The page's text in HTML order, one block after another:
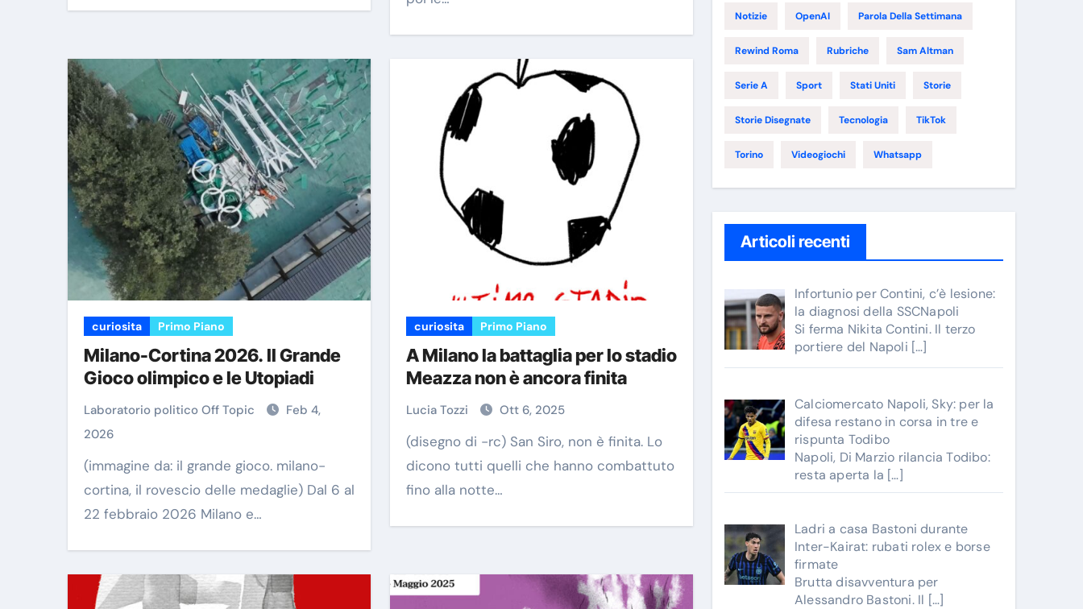
curiosita Primo Piano
Milano-Cortina 2026. Il Grande
Gioco olimpico e le Utopiadi
Laboratorio politico Off Topic
Feb 4,
2026
(immagine da: il grande gioco. milano-
cortina, il rovescio delle medaglie) Dal 6 al
22 febbraio 2026 Milano e…
curiosita Primo Piano
A Milano la battaglia per lo stadio
Meazza non è ancora finita
Lucia Tozzi Ott 6, 2025
(disegno di -rc) San Siro, non è finita. Lo
dicono tutti quelli che hanno combattuto
fino alla notte…
Notizie OpenAI Parola Della Settimana
Rewind Roma Rubriche Sam Altman
Serie A Sport Stati Uniti Storie
Storie Disegnate Tecnologia TikTok
Torino Videogiochi Whatsapp
Articoli recenti
Infortunio per Contini, c’è lesione:
la diagnosi della SSCNapoli
Si ferma Nikita Contini. Il terzo
portiere del Napoli […]
Calciomercato Napoli, Sky: per la
difesa restano in corsa in tre e
rispunta Todibo
Napoli, Di Marzio rilancia Todibo:
resta aperta la […]
Ladri a casa Bastoni durante
Inter-Kairat: rubati rolex e borse
firmate
Brutta disavventura per
Alessandro Bastoni. Il […]